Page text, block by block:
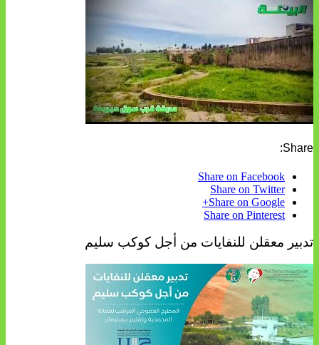
Share:
Share on Facebook
Share on Twitter
Share on Google+
Share on Pinterest
تدبير معقلن للنفايات من أجل كوكب سليم